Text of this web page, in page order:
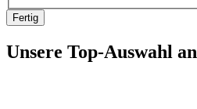
Fertig
Unsere Top-Auswahl